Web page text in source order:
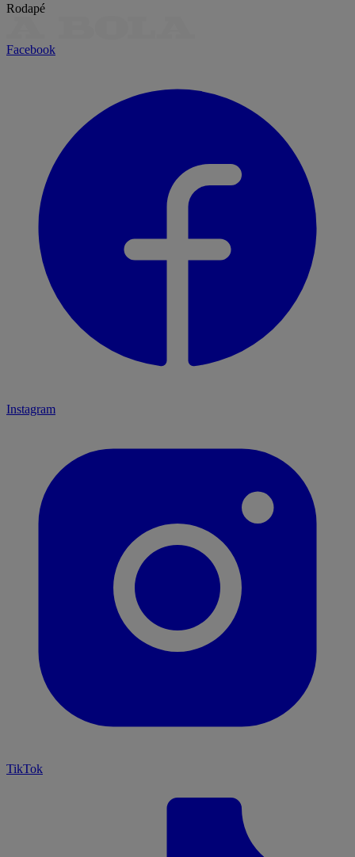
Rodapé
Facebook
Instagram
TikTok